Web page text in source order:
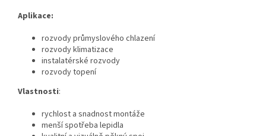
Aplikace:
rozvody průmyslového chlazení
rozvody klimatizace
instalatérské rozvody
rozvody topení
Vlastnosti:
rychlost a snadnost montáže
menší spotřeba lepidla